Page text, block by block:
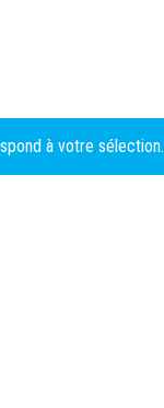
à votre sélection.